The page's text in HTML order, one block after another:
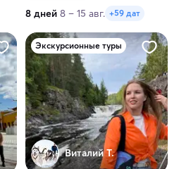
8 дней 8 – 15 авг. +59 дат
Экскурсионные туры
Виталий Т.